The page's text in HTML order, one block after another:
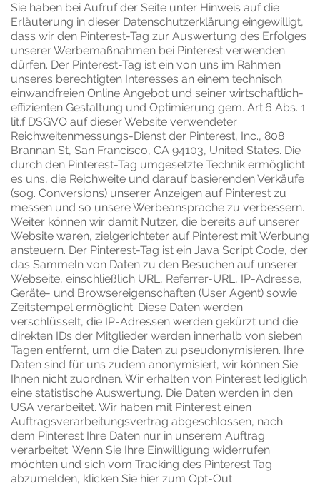
Sie haben bei Aufruf der Seite unter Hinweis auf die
Erläuterung in dieser Datenschutzerklärung eingewilligt,
dass wir den Pinterest-Tag zur Auswertung des Erfolges
unserer Werbemaßnahmen bei Pinterest verwenden
dürfen. Der Pinterest-Tag ist ein von uns im Rahmen
unseres berechtigten Interesses an einem technisch
einwandfreien Online Angebot und seiner wirtschaftlich-
effizienten Gestaltung und Optimierung gem. Art.6 Abs. 1
lit.f DSGVO auf dieser Website verwendeter
Reichweitenmessungs-Dienst der Pinterest, Inc., 808
Brannan St, San Francisco, CA 94103, United States. Die
durch den Pinterest-Tag umgesetzte Technik ermöglicht
es uns, die Reichweite und darauf basierenden Verkäufe
(sog. Conversions) unserer Anzeigen auf Pinterest zu
messen und so unsere Werbeansprache zu verbessern.
Weiter können wir damit Nutzer, die bereits auf unserer
Website waren, zielgerichteter auf Pinterest mit Werbung
ansteuern. Der Pinterest-Tag ist ein Java Script Code, der
das Sammeln von Daten zu den Besuchen auf unserer
Webseite, einschließlich URL, Referrer-URL, IP-Adresse,
Geräte- und Browsereigenschaften (User Agent) sowie
Zeitstempel ermöglicht. Diese Daten werden
verschlüsselt, die IP-Adressen werden gekürzt und die
direkten IDs der Mitglieder werden innerhalb von sieben
Tagen entfernt, um die Daten zu pseudonymisieren. Ihre
Daten sind für uns zudem anonymisiert, wir können Sie
Ihnen nicht zuordnen. Wir erhalten von Pinterest lediglich
eine statistische Auswertung. Die Daten werden in den
USA verarbeitet. Wir haben mit Pinterest einen
Auftragsverarbeitungsvertrag abgeschlossen, nach
dem Pinterest Ihre Daten nur in unserem Auftrag
verarbeitet. Wenn Sie Ihre Einwilligung widerrufen
möchten und sich vom Tracking des Pinterest Tag
abzumelden, klicken Sie hier zum Opt-Out